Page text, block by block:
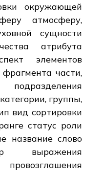
окружающей
атмосферу,
сущности
атрибута
элементов
части,
группы,
вид сортировки
статус роли
название слово
выражения